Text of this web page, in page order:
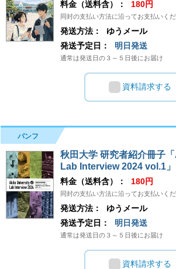
料金（送料含）： 180円
同封の支払い方法に沿ってお支払いく
発送方法：
ゆうメール
発送予定日：
明日発送
通常は発送日の３～５日後にお届け
資料請求する
パンフ
秋田大学 研究者紹介冊子
Lab Interview 2024 vol.1」
料金（送料含）： 180円
同封の支払い方法に沿ってお支払いく
発送方法：
ゆうメール
発送予定日：
明日発送
通常は発送日の３～５日後にお届け
資料請求する